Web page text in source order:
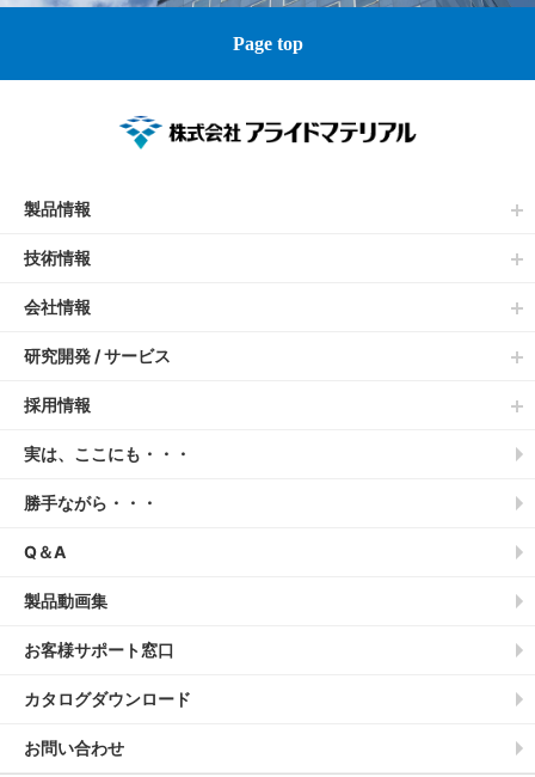
Page top
製品情報
技術情報
会社情報
研究開発 / サービス
採用情報
実は、ここにも・・・
勝手ながら・・・
Q＆A
製品動画集
お客様サポート窓口
カタログダウンロード
お問い合わせ